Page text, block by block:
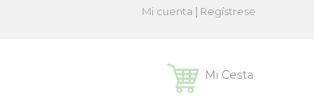
Mi cuenta | Regístrese
Mi Cesta